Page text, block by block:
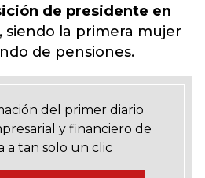
de presidente en
, siendo la primera mujer
de pensiones.
del primer diario
y financiero de
a tan solo un clic